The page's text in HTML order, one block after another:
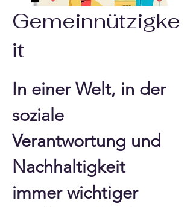
Gemeinnützigke
it
In einer Welt, in der
soziale
Verantwortung und
Nachhaltigkeit
immer wichtiger